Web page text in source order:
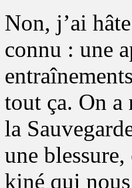
Non, j’ai
connu : une
tout ça. On a
la
une
kiné qui